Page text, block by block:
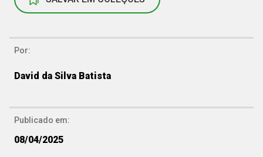
Por:
David da Silva Batista
Publicado em:
08/04/2025